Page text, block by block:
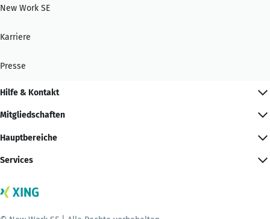
New Work SE
Karriere
Presse
Hilfe & Kontakt
Mitgliedschaften
Hauptbereiche
Services